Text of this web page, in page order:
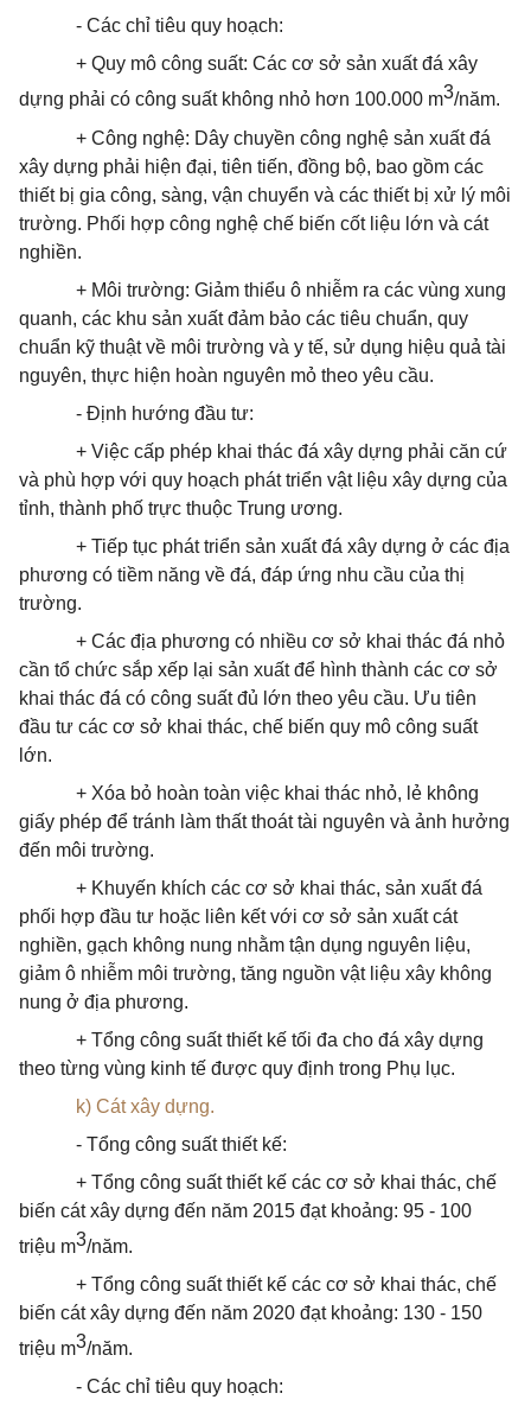
- Các chỉ tiêu quy hoạch:
+ Quy mô công suất: Các cơ sở sản xuất đá xây
dựng phải có công suất không nhỏ hơn 100.000 m3/năm.
+ Công nghệ: Dây chuyền công nghệ sản xuất đá
xây dựng phải hiện đại, tiên tiến, đồng bộ, bao gồm các
thiết bị gia công, sàng, vận chuyển và các thiết bị xử lý môi
trường. Phối hợp công nghệ chế biến cốt liệu lớn và cát
nghiền.
+ Môi trường: Giảm thiểu ô nhiễm ra các vùng xung
quanh, các khu sản xuất đảm bảo các tiêu chuẩn, quy
chuẩn kỹ thuật về môi trường và y tế, sử dụng hiệu quả tài
nguyên, thực hiện hoàn nguyên mỏ theo yêu cầu.
- Định hướng đầu tư:
+ Việc cấp phép khai thác đá xây dựng phải căn cứ
và phù hợp với quy hoạch phát triển vật liệu xây dựng của
tỉnh, thành phố trực thuộc Trung ương.
+ Tiếp tục phát triển sản xuất đá xây dựng ở các địa
phương có tiềm năng về đá, đáp ứng nhu cầu của thị
trường.
+ Các địa phương có nhiều cơ sở khai thác đá nhỏ
cần tổ chức sắp xếp lại sản xuất để hình thành các cơ sở
khai thác đá có công suất đủ lớn theo yêu cầu. Ưu tiên
đầu tư các cơ sở khai thác, chế biến quy mô công suất
lớn.
+ Xóa bỏ hoàn toàn việc khai thác nhỏ, lẻ không
giấy phép để tránh làm thấtthoáttài nguyên và ảnh hưởng
đến môi trường.
+ Khuyến khích các cơ sở khai thác, sản xuất đá
phối hợp đầu tư hoặc liên kết với cơ sở sản xuất cát
nghiền, gạch không nung nhằm tận dụng nguyên liệu,
giảm ô nhiễm môi trường, tăng nguồn vật liệu xây không
nung ở địa phương.
+ Tổng công suất thiết kế tối đa cho đá xây dựng
theo từng vùng kinh tế được quy định trong Phụ lục.
k) Cát xây dựng.
- Tổng công suất thiết kế:
+ Tổng công suất thiết kế các cơ sở khai thác, chế
biến cát xây dựng đến năm 2015 đạt khoảng: 95 - 100
triệu m3/năm.
+ Tổng công suất thiết kế các cơ sở khai thác, chế
biến cát xây dựng đến năm 2020 đạt khoảng: 130 - 150
triệu m3/năm.
- Các chỉ tiêu quy hoạch: